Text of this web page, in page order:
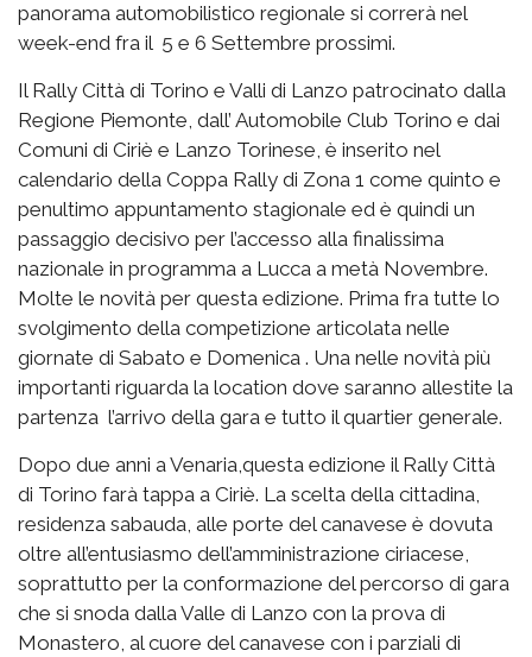
panorama automobilistico regionale si correrà nel
week-end fra il 5 e 6 Settembre prossimi.
Il Rally Città di Torino e Valli di Lanzo patrocinato dalla
Regione Piemonte, dall’ Automobile Club Torino e dai
Comuni di Ciriè e Lanzo Torinese, è inserito nel
calendario della Coppa Rally di Zona 1 come quinto e
penultimo appuntamento stagionale ed è quindi un
passaggio decisivo per l’accesso alla finalissima
nazionale in programma a Lucca a metà Novembre.
Molte le novità per questa edizione. Prima fra tutte lo
svolgimento della competizione articolata nelle
giornate di Sabato e Domenica . Una nelle novità più
importanti riguarda la location dove saranno allestite la
partenza l’arrivo della gara e tutto il quartier generale.
Dopo due anni a Venaria,questa edizione il Rally Città
di Torino farà tappa a Ciriè. La scelta della cittadina,
residenza sabauda, alle porte del canavese è dovuta
oltre all’entusiasmo dell’amministrazione ciriacese,
soprattutto per la conformazione del percorso di gara
che si snoda dalla Valle di Lanzo con la prova di
Monastero, al cuore del canavese con i parziali di